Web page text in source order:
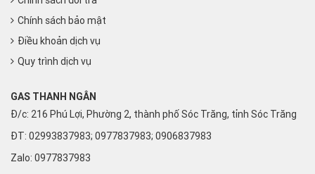
Chính sách bảo mật
Điều khoản dịch vụ
Quy trình dịch vụ
GAS THANH NGÂN
Đ/c: 216 Phú Lợi, Phường 2, thành phố Sóc Trăng, tỉnh Sóc Trăng
ĐT: 02993837983; 0977837983; 0906837983
Zalo: 0977837983